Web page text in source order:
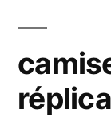
réplica